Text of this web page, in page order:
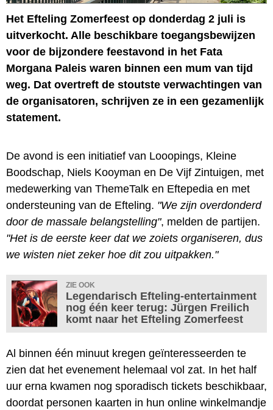
Het Efteling Zomerfeest op donderdag 2 juli is
uitverkocht. Alle beschikbare toegangsbewijzen
voor de bijzondere feestavond in het Fata
Morgana Paleis waren binnen een mum van tijd
weg. Dat overtreft de stoutste verwachtingen van
de organisatoren, schrijven ze in een gezamenlijk
statement.
De avond is een initiatief van Looopings, Kleine
Boodschap, Niels Kooyman en De Vijf Zintuigen, met
medewerking van ThemeTalk en Eftepedia en met
ondersteuning van de Efteling. "We zijn overdonderd
door de massale belangstelling", melden de partijen.
"Het is de eerste keer dat we zoiets organiseren, dus
we wisten niet zeker hoe dit zou uitpakken."
ZIE OOK
Legendarisch Efteling-entertainment
nog één keer terug: Jürgen Freilich
komt naar het Efteling Zomerfeest
Al binnen één minuut kregen geïnteresseerden te
zien dat het evenement helemaal vol zat. In het half
uur erna kwamen nog sporadisch tickets beschikbaar,
doordat personen kaarten in hun online winkelmandje